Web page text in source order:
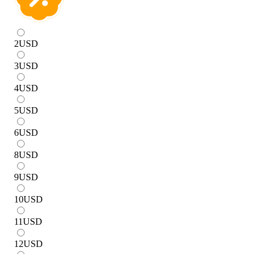
2USD
3USD
4USD
5USD
6USD
8USD
9USD
10USD
11USD
12USD